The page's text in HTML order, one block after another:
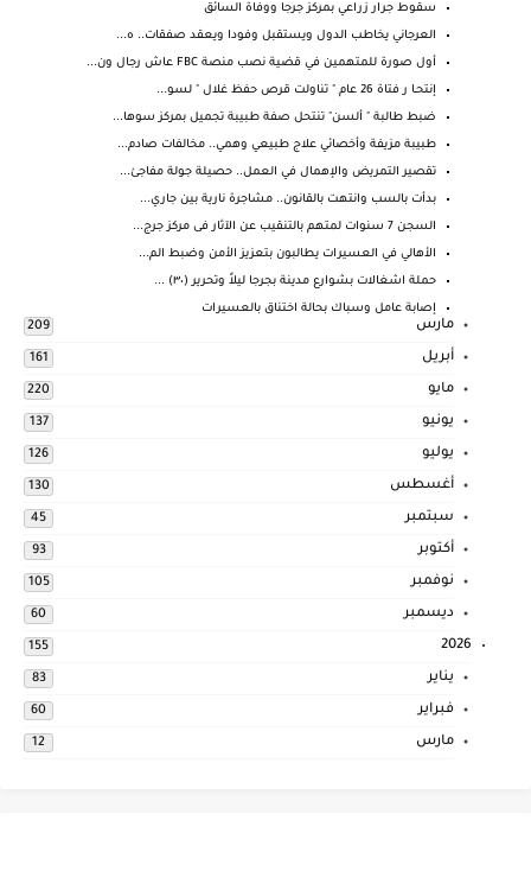
سقوط جرار زراعي بمركز جرجا ووفاة السائق
العرجاني يخاطب الدول ويستقبل وفودا ويعقد صفقات.. ه...
أول صورة للمتهمين في قضية نصب منصة FBC عاش رجال ون...
إنتحـا ر فتاة 26 عام " تناولت قرص حفظ غلال " لسو...
ضبط طالبة " ألسن" تنتحل صفة طبيبة تجميل بمركز سوها...
طبيبة مزيفة وأخصائي علاج طبيعي وهمي.. مخالفات صادم...
تقصير التمريض والإهمال في العمل.. حصيلة جولة مفاجئ...
بدأت بالسب وانتهت بالقانون.. مشاجرة نارية بين جاري...
السجن 7 سنوات لمتهم بالتنقيب عن الآثار فى مركز جرج...
الأهالي في العسيرات يطالبون بتعزيز الأمن وضبط الم...
حملة اشغالات بشوارع مدينة بجرجا ليلاً وتحرير (٣٠) ...
إصابة عامل وسباك بحالة اختناق بالعسيرات
مارس 209
أبريل 161
مايو 220
يونيو 137
يوليو 126
أغسطس 130
سبتمبر 45
أكتوبر 93
نوفمبر 105
ديسمبر 60
2026
155
يناير 83
فبراير 60
مارس 12